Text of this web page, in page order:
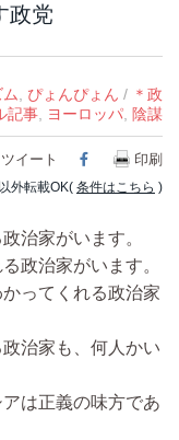
政党
ぴょんぴょん / ＊政
記事 ヨーロッパ 陰謀
ツイート Facebook
印刷
外転載OK( 条件はこちら )
治家がいます。
政治家がいます。
ってくれる政治家
治家も、何人かい
は正義の味方であ